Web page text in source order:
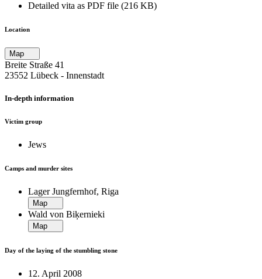
Detailed vita as PDF file (216 KB)
Location
Breite Straße 41
23552 Lübeck ‐ Innenstadt
In-depth information
Victim group
Jews
Camps and murder sites
Lager Jungfernhof, Riga
Wald von Biķernieki
Day of the laying of the stumbling stone
12. April 2008